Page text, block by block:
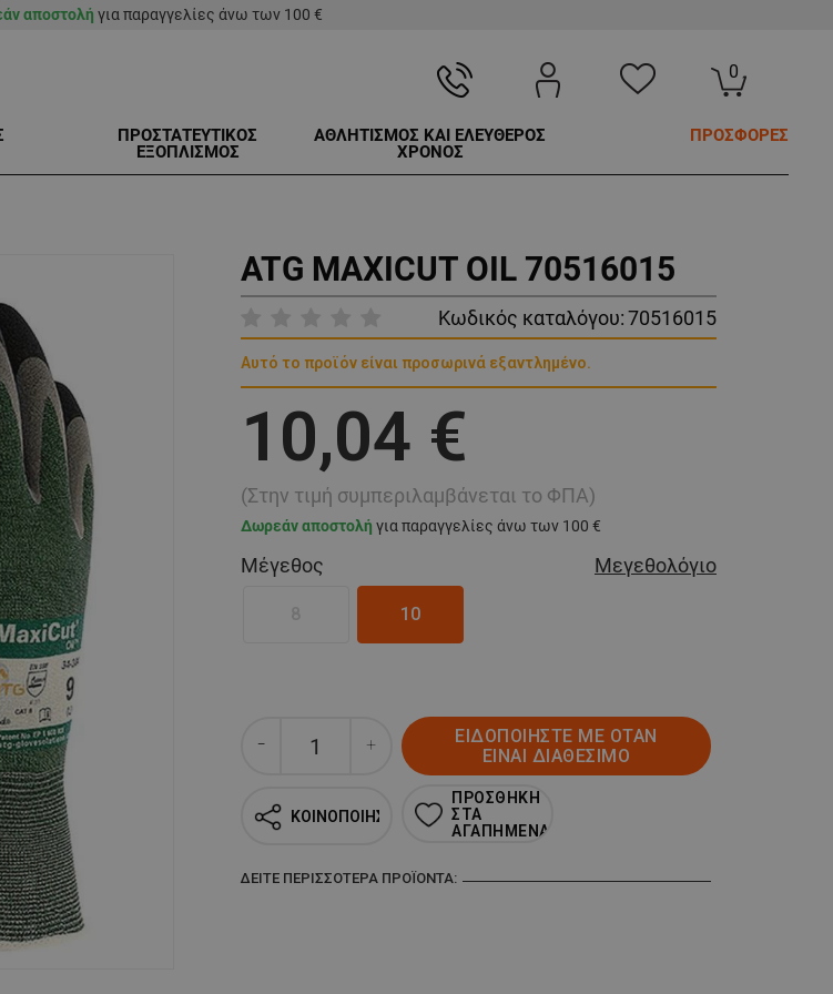
αποστολή για παραγγελίες άνω των 100 €
0
ΠΡΟΣΤΑΤΕΥΤΙΚΟΣ
ΕΞΟΠΛΙΣΜΟΣ
ΑΘΛΗΤΙΣΜΟΣ ΚΑΙ ΕΛΕΥΘΕΡΟΣ
ΧΡΟΝΟΣ
ΠΡΟΣΦΟΡΕΣ
ATG MAXICUT OIL 70516015
Κωδικός καταλόγου:70516015
Αυτό το προϊόν είναι προσωρινά εξαντλημένο.
10,04 €
(Στην τιμή συμπεριλαμβάνεται το ΦΠΑ)
Δωρεάν αποστολή για παραγγελίες άνω των 100 €
Μέγεθος Μεγεθολόγιο
10
ΕΙΔΟΠΟΙΗΣΤΕ ΜΕ ΟΤΑΝ
ΕΙΝΑΙ ΔΙΑΘΕΣΙΜΟ
ΚΟΙΝΟΠΟΙΗΣΗ
ΠΡΟΣΘΗΚΗ
ΣΤΑ
ΑΓΑΠΗΜΕΝΑ
ΔΕΊΤΕ ΠΕΡΙΣΣΌΤΕΡΑ ΠΡΟΪΌΝΤΑ: